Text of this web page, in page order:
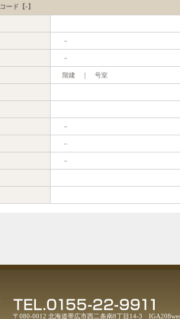
ド【-】
－
－
階建 ｜ 号室
－
－
－
〒080-0012 北海道帯広市西二条南8丁目14-3